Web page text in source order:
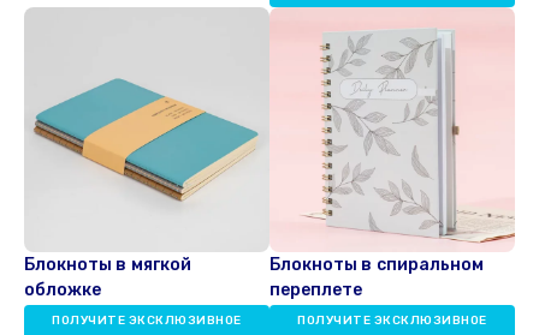
Блокноты в мягкой
обложке
ПОЛУЧИТЕ ЭКСКЛЮЗИВНОЕ
Блокноты в спиральном
переплете
ПОЛУЧИТЕ ЭКСКЛЮЗИВНОЕ